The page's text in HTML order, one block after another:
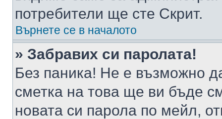
потребители ще сте Скрит.
Върнете се в началото
» Забравих си паролата!
Без паника! Не е възможно
сметка на това ще ви бъде
новата си парола по мейл,